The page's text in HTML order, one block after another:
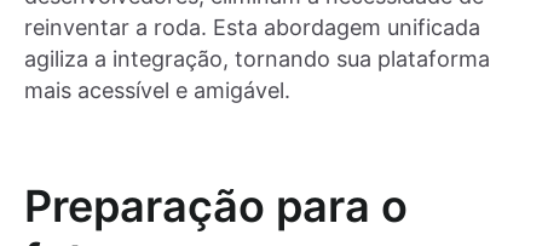
reinventar a roda. Esta abordagem unificada
agiliza a integração, tornando sua plataforma
mais acessível e amigável.
Preparação para o